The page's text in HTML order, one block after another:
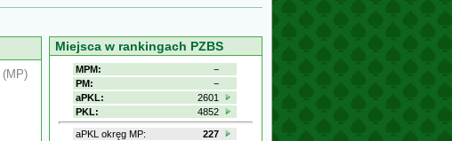
(MP)
Miejsca w rankingach PZBS
MPM:
−
PM:
−
aPKL:
2601
PKL:
4852
aPKL okręg MP:
227